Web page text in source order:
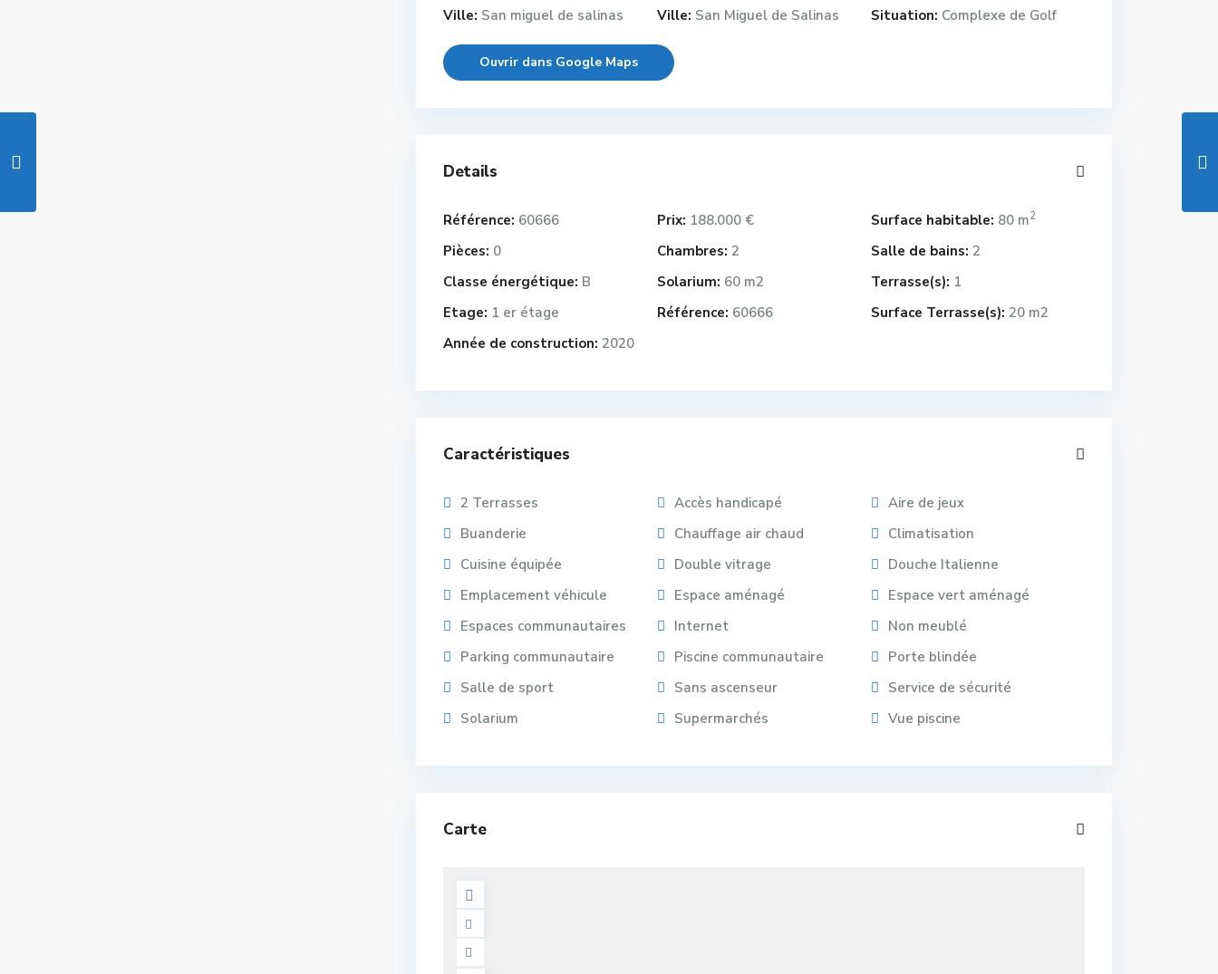
Ville: San miguel de salinas Ville: San Miguel de Salinas Situation: Complexe de Golf
Ouvrir dans Google Maps
Details
Référence: 60666 Prix: 188.000 € Surface habitable: 80 m2
Pièces: 0 Chambres: 2 Salle de bains: 2
Classe énergétique: B Solarium: 60 m2 Terrasse(s): 1
Etage: 1 er étage Référence: 60666 Surface Terrasse(s): 20 m2
Année de construction: 2020
Caractéristiques
2 Terrasses Accès handicapé
Aire de jeux
Buanderie
Chauffage air chaud
Climatisation
Cuisine équipée
Double vitrage
Douche Italienne
Emplacement véhicule
Espace aménagé
Espace vert aménagé
Espaces communautaires
Internet
Non meublé
Parking communautaire
Piscine communautaire
Porte blindée
Salle de sport
Sans ascenseur
Service de sécurité
Solarium
Supermarchés Vue piscine
Carte